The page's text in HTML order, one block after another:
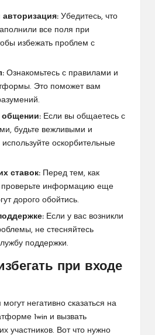
авторизация: Убедитесь, что
все поля при
избежать проблем с
Ознакомьтесь с правилами и
Это поможет вам
общении: Если вы общаетесь с
будьте вежливыми и
оскорбительные
ставок: Перед тем, как
проверьте информацию еще
дорого обойтись.
Если у вас возникли
не стесняйтесь
поддержки.
при входе
негативно сказаться на
1win и вызвать
участников. Вот что нужно